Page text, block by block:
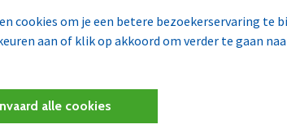
cookies om je een betere bezoekerservaring te
aan of klik op akkoord om verder te gaan
alle cookies
van deze onderneming?
mogelijk relevant?